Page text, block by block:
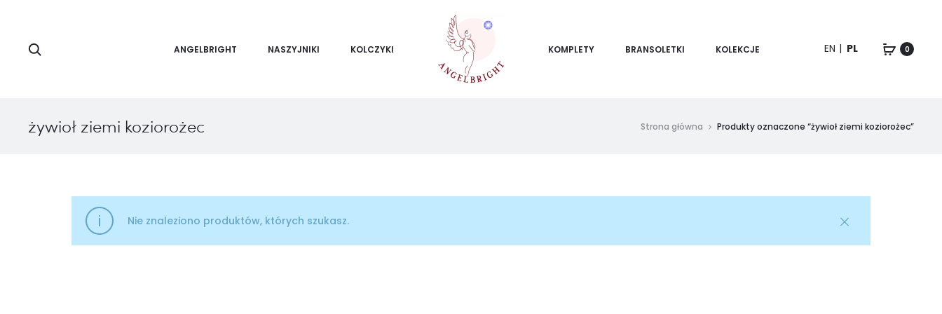
ANGELBRIGHT NASZYJNIKI KOLCZYKI KOMPLETY BRANSOLETKI KOLEKCJE 0
EN PL
żywioł ziemi koziorożec Strona główna Produkty oznaczone “żywioł ziemi koziorożec”
Nie znaleziono produktów, których szukasz.